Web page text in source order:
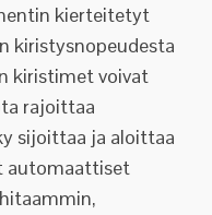
kierteitetyt
kiristysnopeudesta
kiristimet voivat
rajoittaa
sijoittaa ja aloittaa
automaattiset